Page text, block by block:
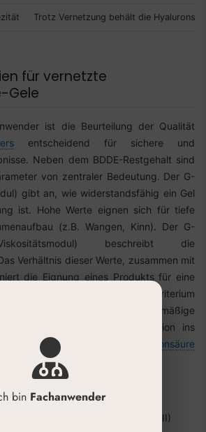
Trotz Vernetzung behält die
für vernetzte
Gele
ist die Beurteilung der Qualität
entscheidend für sichere und
Neben dem BDDE-Restgehalt sind
von zentraler Bedeutung. Der G-
gibt an, wie widerstandsfähig ein Gel
ist. Hohe Werte eignen sich für tiefe
(z.B. Wangen, Kinn). Der G-
beschreibt die
Verhältnis dieser Werte, zusammen mit
die Eignung eines Produkts für eine
Injektionstiefe. Ein weiteres Kriterium
Gels. Sie ermöglicht eine gleichmäßige
und eine sanfte Integration ins
Qualität von vernetzter Hyaluronsäure
Blog.
Produktauswahl
als Medizinprodukt (Klasse III)
bin Fachanwender